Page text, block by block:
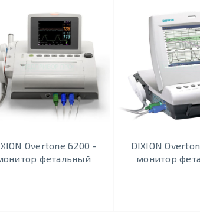
Overtone 6200 -
фетальный
DIXION
монитор